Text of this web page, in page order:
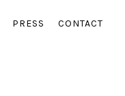
PRESS CONTACT